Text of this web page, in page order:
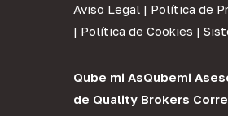
Aviso Legal | Política de
| Política de Cookies |
Qube mi AsQubemi
de Quality Brokers